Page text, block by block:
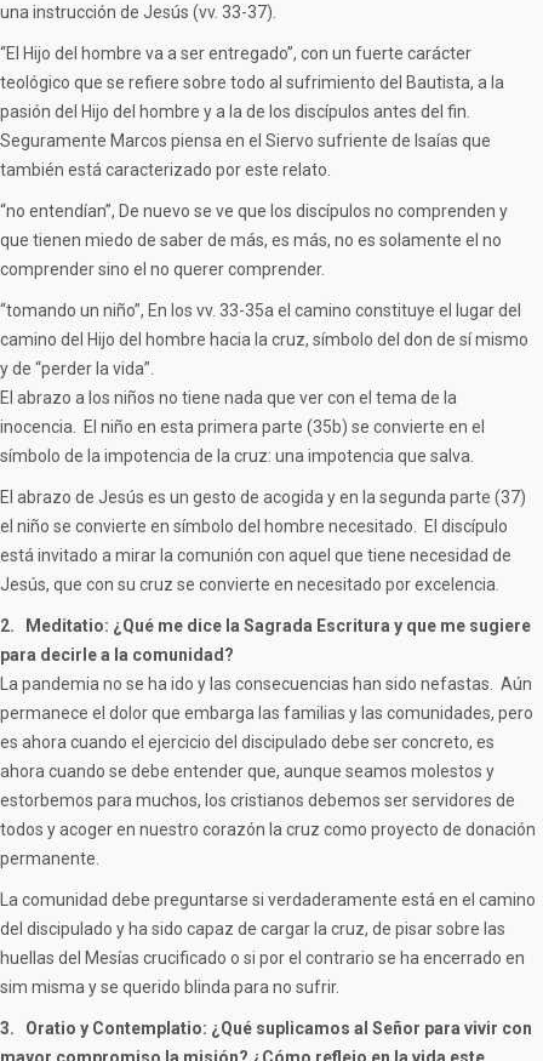
una instrucción de Jesús (vv. 33-37).
“El Hijo del hombre va a ser entregado”, con un fuerte carácter
teológico que se refiere sobre todo al sufrimiento del Bautista, a la
pasión del Hijo del hombre y a la de los discípulos antes del fin.
Seguramente Marcos piensa en el Siervo sufriente de Isaías que
también está caracterizado por este relato.
“no entendían”, De nuevo se ve que los discípulos no comprenden y
que tienen miedo de saber de más, es más, no es solamente el no
comprender sino el no querer comprender.
“tomando un niño”, En los vv. 33-35a el camino constituye el lugar del
camino del Hijo del hombre hacia la cruz, símbolo del don de sí mismo
y de “perder la vida”.
El abrazo a los niños no tiene nada que ver con el tema de la
inocencia. El niño en esta primera parte (35b) se convierte en el
símbolo de la impotencia de la cruz: una impotencia que salva.
El abrazo de Jesús es un gesto de acogida y en la segunda parte (37)
el niño se convierte en símbolo del hombre necesitado. El discípulo
está invitado a mirar la comunión con aquel que tiene necesidad de
Jesús, que con su cruz se convierte en necesitado por excelencia.
2. Meditatio: ¿Qué me dice la Sagrada Escritura y que me sugiere
para decirle a la comunidad?
La pandemia no se ha ido y las consecuencias han sido nefastas. Aún
permanece el dolor que embarga las familias y las comunidades, pero
es ahora cuando el ejercicio del discipulado debe ser concreto, es
ahora cuando se debe entender que, aunque seamos molestos y
estorbemos para muchos, los cristianos debemos ser servidores de
todos y acoger en nuestro corazón la cruz como proyecto de donación
permanente.
La comunidad debe preguntarse si verdaderamente está en el camino
del discipulado y ha sido capaz de cargar la cruz, de pisar sobre las
huellas del Mesías crucificado o si por el contrario se ha encerrado en
sim misma y se querido blinda para no sufrir.
3. Oratio y Contemplatio: ¿Qué suplicamos al Señor para vivir con